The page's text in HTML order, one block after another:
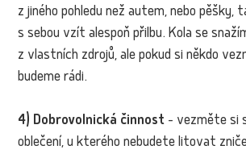
z jiného pohledu než autem, nebo pěšky,
s sebou vzít alespoň přilbu. Kola se
z vlastních zdrojů, ale pokud si někdo
budeme rádi.
4) Dobrovolnická činnost - vezměte si
oblečení, u kterého nebudete litovat